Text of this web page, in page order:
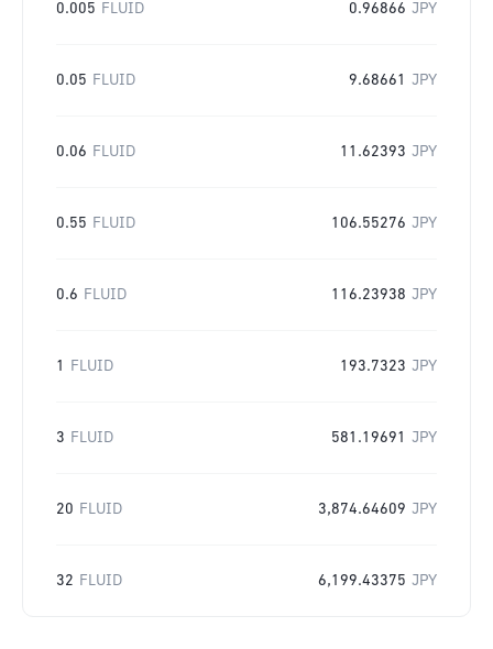
0.005 FLUID 0.96866 JPY
0.05 FLUID 9.68661 JPY
0.06 FLUID 11.62393 JPY
0.55 FLUID 106.55276 JPY
0.6 FLUID 116.23938 JPY
1 FLUID 193.7323 JPY
3 FLUID 581.19691 JPY
20 FLUID 3,874.64609 JPY
32 FLUID 6,199.43375 JPY